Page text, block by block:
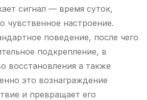
сигнал — время суток,
чувственное настроение.
поведение, после чего
подкрепление, в
восстановления а также
это вознаграждение
и превращает его